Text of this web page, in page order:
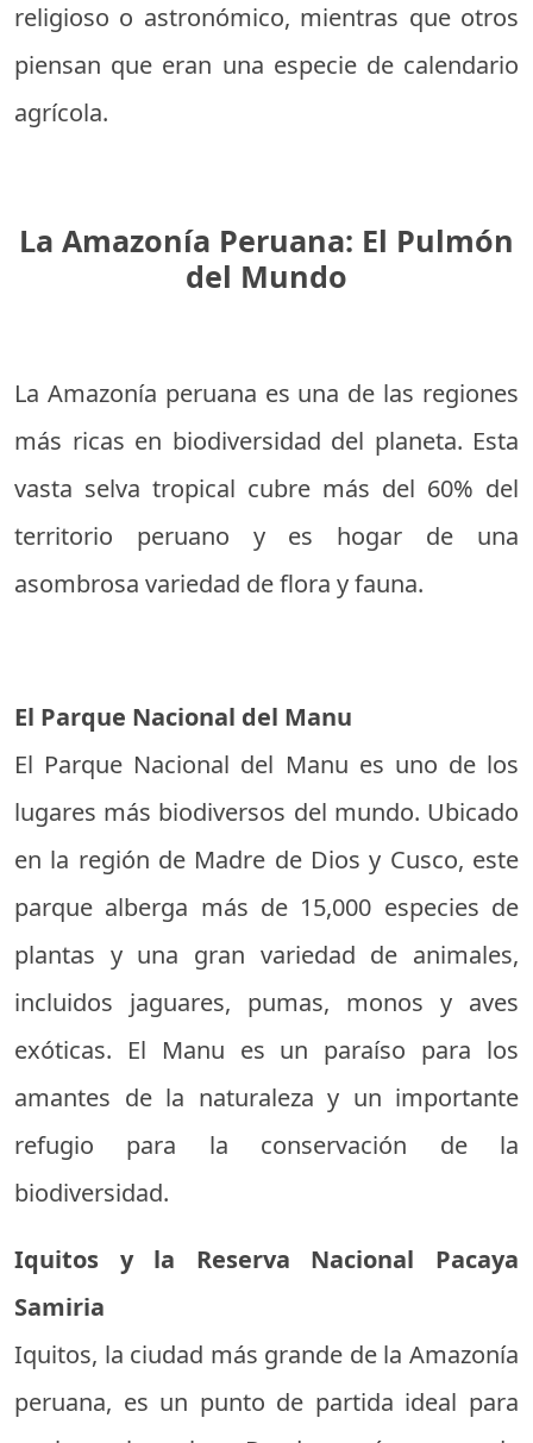
religioso o astronómico, mientras que otros
piensan que eran una especie de calendario
agrícola.
La Amazonía Peruana: El Pulmón
del Mundo
La Amazonía peruana es una de las regiones
más ricas en biodiversidad del planeta. Esta
vasta selva tropical cubre más del 60% del
territorio peruano y es hogar de una
asombrosa variedad de flora y fauna.
El Parque Nacional del Manu
El Parque Nacional del Manu es uno de los
lugares más biodiversos del mundo. Ubicado
en la región de Madre de Dios y Cusco, este
parque alberga más de 15,000 especies de
plantas y una gran variedad de animales,
incluidos jaguares, pumas, monos y aves
exóticas. El Manu es un paraíso para los
amantes de la naturaleza y un importante
refugio para la conservación de la
biodiversidad.
Iquitos y la Reserva Nacional Pacaya
Samiria
Iquitos, la ciudad más grande de la Amazonía
peruana, es un punto de partida ideal para